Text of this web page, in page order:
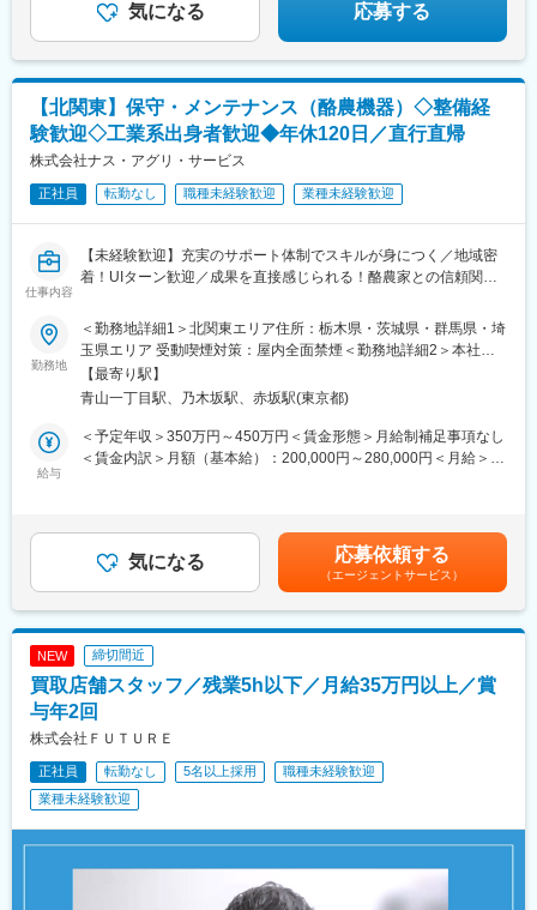
気になる 応募する
【北関東】保守・メンテナンス（酪農機器）◇整備経
験歓迎◇工業系出身者歓迎◆年休120日／直行直帰
株式会社ナス・アグリ・サービス
正社員 転勤なし 職種未経験歓迎 業種未経験歓迎
仕事内容
【未経験歓迎】充実のサポート体制でスキルが身につく／地域密
着！UIターン歓迎／成果を直接感じられる！酪農家との信頼関係
◎未経験から手に職がつくお仕事です！溶接やフォークリフトの
免許などの資格取得を支援しており、キャリアアップに繋がりま
す。
◎創業50年の信頼と選び抜かれた製品でお客様から選ばれる安定
企業です。
◎年間休日120日・残業なし（事業場外みなし労働制）・直行直
北関東エリア（栃木県・群馬県・茨城県近郊）の牧場を中心に、
全国（青森県～三重県）の当社製品のメンテナンスをお任せしま
営業と連携して工事やメンテナンスを行うことが多く、協力しな
がら業務を進めます。
■業務詳細
牛への飼料給餌用ミキサーや搾乳施設のメンテナンス、牛舎製品
す。
＊製品の強み
からのご紹介を通じた導入も多数あります。
勤務地
＜勤務地詳細1＞北関東エリア住所：栃木県・茨城県・群馬県・埼
玉県エリア 受動喫煙対策：屋内全面禁煙＜勤務地詳細2＞本社住
所：東京都港区赤坂8-7-1 ナスビルディング勤務地最寄駅：銀座線
／青山一丁目駅受動喫煙対策：屋内全面禁煙変更の範囲：会社の
【最寄り駅】
青山一丁目駅、乃木坂駅、赤坂駅(東京都)
給与
＜予定年収＞350万円～450万円＜賃金形態＞月給制補足事項なし
＜賃金内訳＞月額（基本給）：200,000円～280,000円＜月給＞
張手当 月10日（3,000円×10日）休日出勤手当 月3日（10,000
円×3日）賃金はあくまでも目安の金額であり、選考を通じて上下
する可能性があります。月給(月額)は固定手当を含めた表記です。
気になる 応募依頼する
（エージェントサービス）
NEW 締切間近
買取店舗スタッフ／残業5h以下／月給35万円以上／賞
与年2回
株式会社ＦＵＴＵＲＥ
正社員 転勤なし 5名以上採用
職種未経験歓迎
業種未経験歓迎